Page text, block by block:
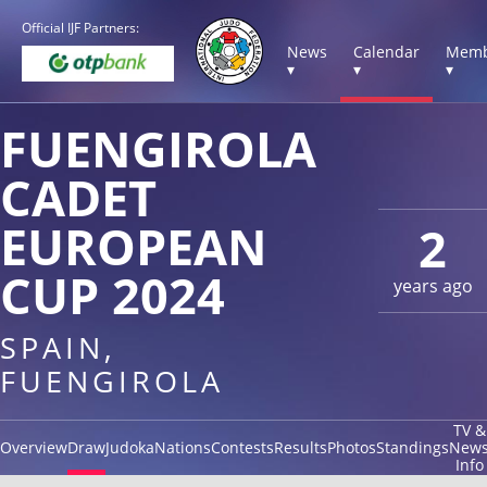
Official IJF Partners:
News
▾
Calendar
▾
▾
2
years ago
FUENGIROLA
CADET
EUROPEAN
CUP 2024
SPAIN,
FUENGIROLA
OverviewDrawJudokaNationsContestsResultsPhotosStandings
TV &
Info